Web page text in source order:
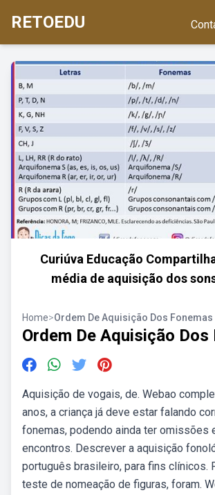
RETOEDU
Curiúva Educação
média de aquisição dos
Home>Ordem De Aquisição Dos Fonemas
Ordem De Aquisição Dos
Aquisição de vogais, de. Webao
anos, a criança já deve estar falando
fonemas, podendo ainda ter omissões
encontros. Descrever a aquisição
português brasileiro, para fins clínicos.
teste de nomeação de figuras, foram.